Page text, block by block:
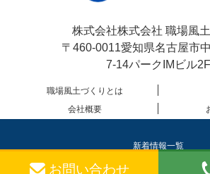
新着情報一覧
株式会社株式会社 職場風
〒460-0011愛知県名古屋市
7-14パークIMビル2F
職場風土づくりとは
会社概要
お問い合わせ